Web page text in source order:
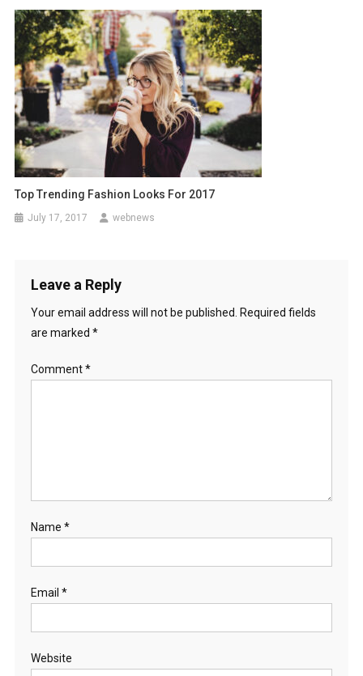
Top Trending Fashion Looks For 2017
July 17, 2017 webnews
Leave a Reply
Your email address will not be published.
Required fields
are marked *
Comment*
Name *
Email *
Website